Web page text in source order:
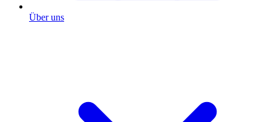
Über uns